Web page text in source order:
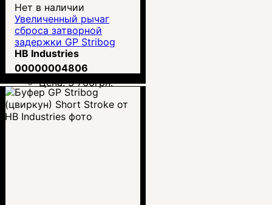
Нет в наличии
Увеличенный рычаг
сброса затворной
задержки GP Stribog
SP9
HB Industries
00000004806
Цена:3 760грн.